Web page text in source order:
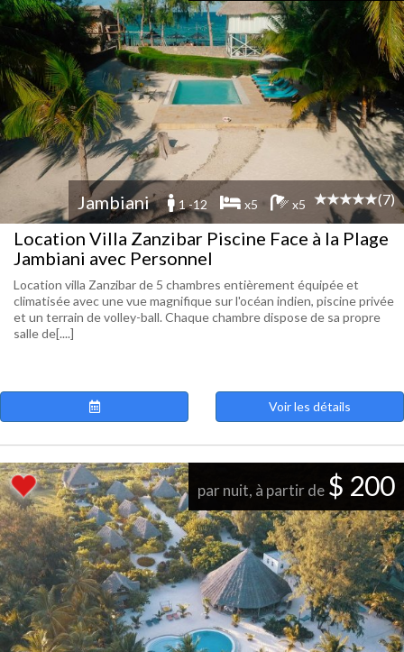
Jambiani 1 -12 x5 x5 (7)
Location Villa Zanzibar Piscine Face à la Plage
Jambiani avec Personnel
Location villa Zanzibar de 5 chambres entièrement équipée et
climatisée avec une vue magnifique sur l'océan indien, piscine privée
et un terrain de volley-ball. Chaque chambre dispose de sa propre
salle de[....]
Voir les détails
par nuit, à partir de $ 200